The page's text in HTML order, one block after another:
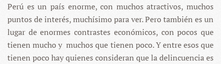
Perú es un país enorme, con muchos atractivos, muchos
puntos de interés, muchísimo para ver. Pero también es un
lugar de enormes contrastes económicos, con pocos que
tienen mucho y muchos que tienen poco. Y entre esos que
tienen poco hay quienes consideran que la delincuencia es